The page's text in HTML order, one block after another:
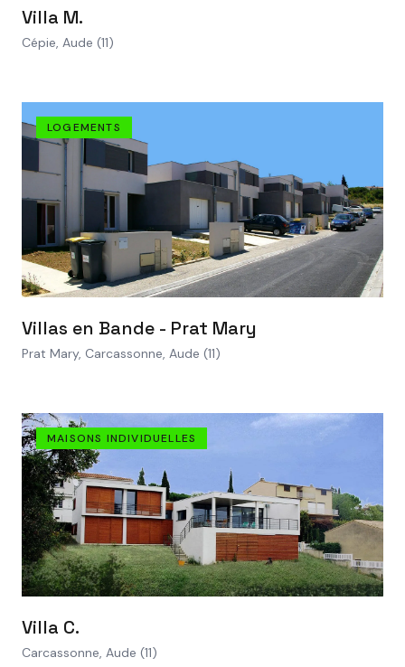
VOIR LE PROJET
Villa M.
Cépie, Aude (11)
VOIR LE PROJET
LOGEMENTS
Villas en Bande - Prat Mary
Prat Mary, Carcassonne, Aude (11)
VOIR LE PROJET
MAISONS INDIVIDUELLES
Villa C.
Carcassonne, Aude (11)